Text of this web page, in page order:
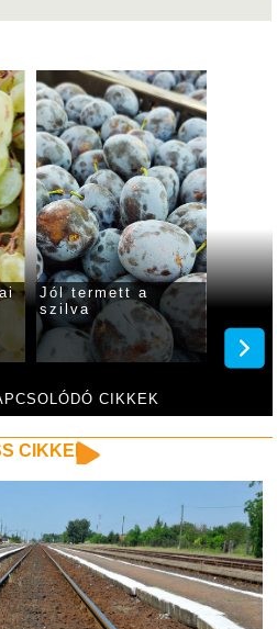
CIKKEK
Jól termett a
szilva
Egy
CIKKEI